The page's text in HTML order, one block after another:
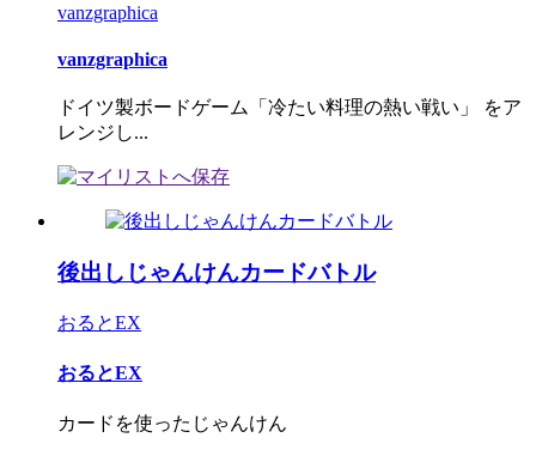
vanzgraphica
vanzgraphica
ドイツ製ボードゲーム「冷たい料理の熱い戦い」 をア
レンジし...
後出しじゃんけんカードバトル
おるとEX
おるとEX
カードを使ったじゃんけん